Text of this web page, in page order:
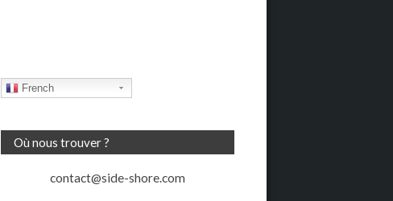
French
Où nous trouver ?
contact@side-shore.com